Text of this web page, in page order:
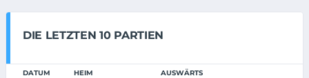
DIE LETZTEN 10 PARTIEN
DATUM HEIM AUSWÄRTS